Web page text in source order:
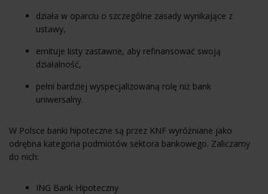
działa w oparciu o szczególne zasady wynikające z
ustawy,
emituje listy zastawne, aby refinansować swoją
działalność,
pełni bardziej wyspecjalizowaną rolę niż bank
uniwersalny.
W Polsce banki hipoteczne są przez KNF wyróżniane jako
odrębna kategoria podmiotów sektora bankowego. Zaliczamy
do nich:
ING Bank Hipoteczny